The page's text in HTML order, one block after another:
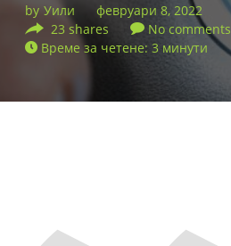
by Уили
февруари 8, 2022
23 shares
No comments
Време за четене: 3 минути